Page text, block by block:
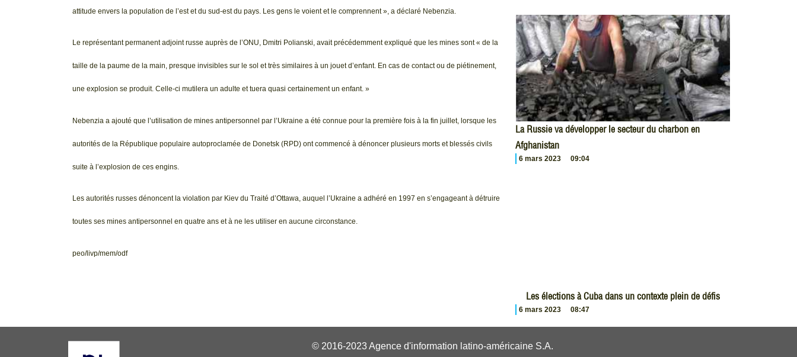
attitude envers la population de l’est et du sud-est du pays. Les gens le voient et le comprennent », a déclaré Nebenzia.
Le représentant permanent adjoint russe auprès de l’ONU, Dmitri Polianski, avait précédemment expliqué que les mines sont « de la
taille de la paume de la main, presque invisibles sur le sol et très similaires à un jouet d’enfant. En cas de contact ou de piétinement,
une explosion se produit. Celle-ci mutilera un adulte et tuera quasi certainement un enfant. »
Nebenzia a ajouté que l’utilisation de mines antipersonnel par l’Ukraine a été connue pour la première fois à la fin juillet, lorsque les
autorités de la République populaire autoproclamée de Donetsk (RPD) ont commencé à dénoncer plusieurs morts et blessés civils
suite à l’explosion de ces engins.
Les autorités russes dénoncent la violation par Kiev du Traité d’Ottawa, auquel l’Ukraine a adhéré en 1997 en s’engageant à détruire
toutes ses mines antipersonnel en quatre ans et à ne les utiliser en aucune circonstance.
peo/livp/mem/odf
La Russie va développer le secteur du charbon en
Afghanistan
6 mars 2023 09:04
Les élections à Cuba dans un contexte plein de défis
6 mars 2023 08:47
© 2016-2023 Agence d'information latino-américaine S.A.